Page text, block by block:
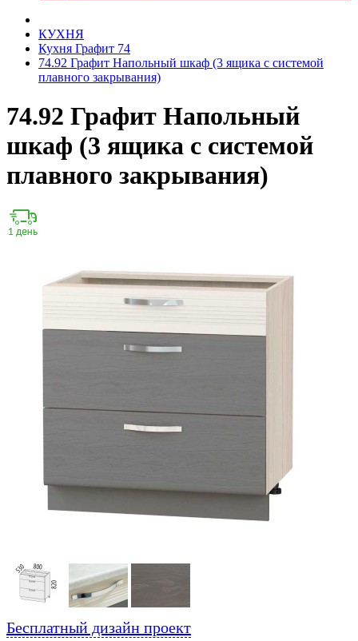
КУХНЯ
Кухня Графит 74
74.92 Графит Напольный шкаф (3 ящика с системой
плавного закрывания)
74.92 Графит Напольный
шкаф (3 ящика с системой
плавного закрывания)
Бесплатный дизайн проект